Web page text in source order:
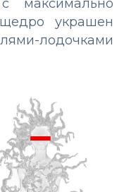
максимально
украшен
лодочками